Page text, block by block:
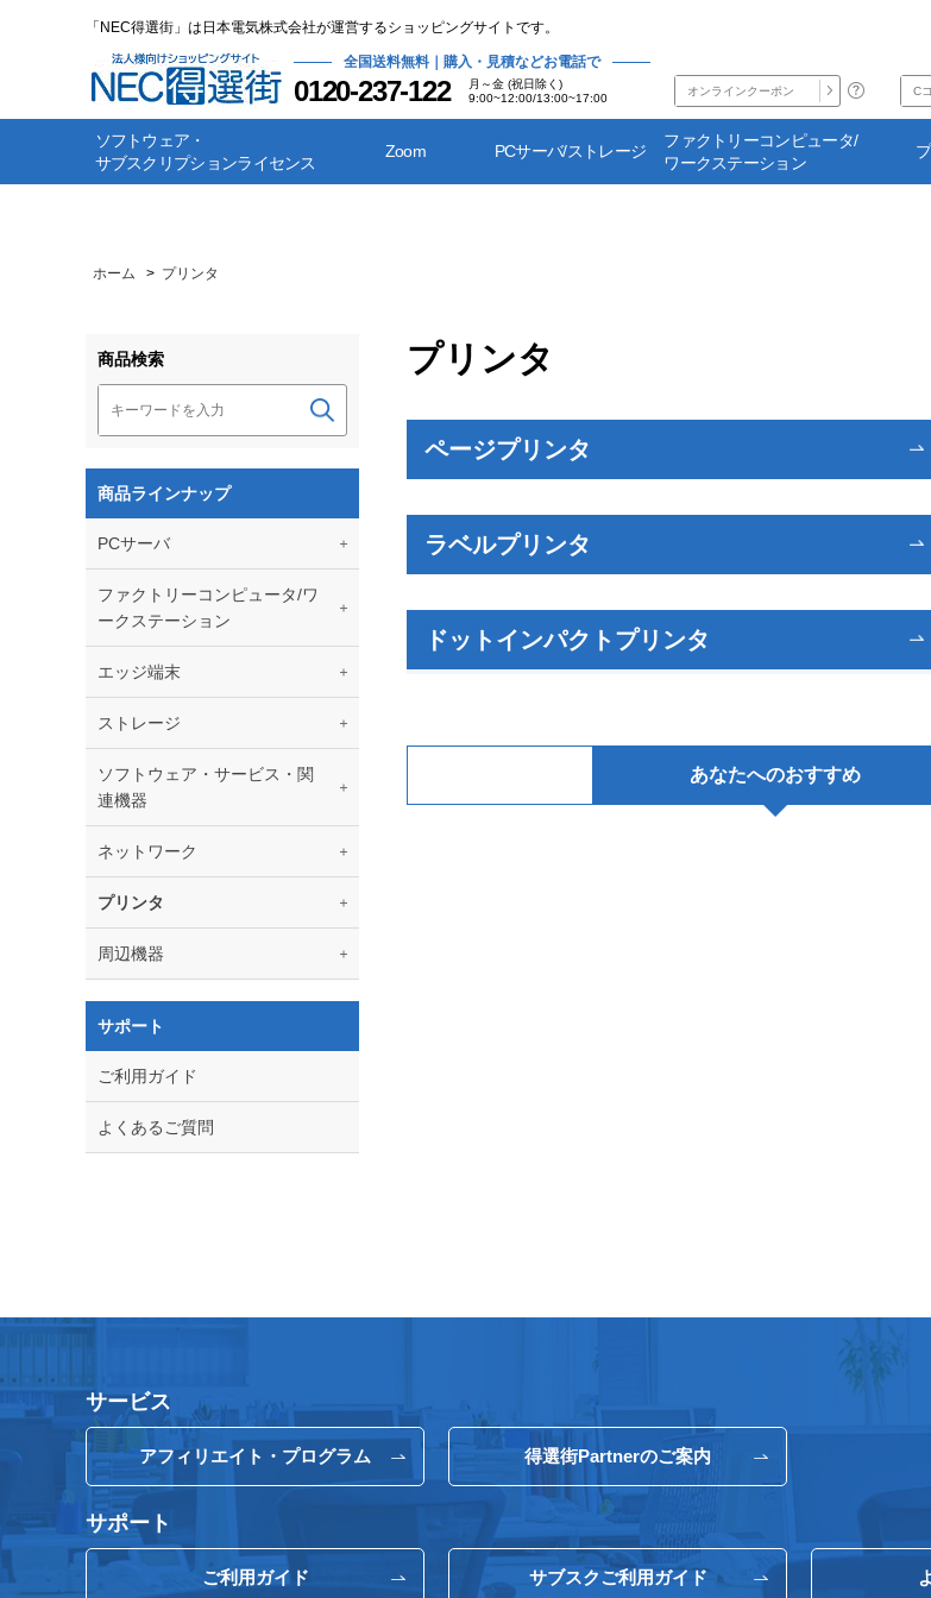
「NEC得選街」は日本電気株式会社が運営するショッピングサイトです。
全国送料無料｜購入・見積などお電話で
0120-237-122
月～金 (祝日除く)
9:00~12:00/13:00~17:00
ソフトウェア・
サブスクリプションライセンス
Zoom PCサーバ/ストレージ
ファクトリーコンピュータ/
ワークステーション
ホーム > プリンタ
商品検索
商品ラインナップ
PCサーバ
ファクトリーコンピュータ/ワ
ークステーション
エッジ端末
ストレージ
ソフトウェア・サービス・関
連機器
ネットワーク
プリンタ
周辺機器
サポート
ご利用ガイド
よくあるご質問
プリンタ
ページプリンタ
ラベルプリンタ
ドットインパクトプリンタ
あなたへのおすすめ
サービス
アフィリエイト・プログラム 得選街Partnerのご案内
サポート
ご利用ガイド サブスクご利用ガイド